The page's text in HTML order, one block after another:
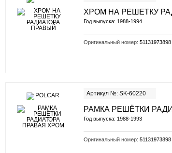
ХРОМ НА РЕШЕТКУ
Год выпуска: 1988-1994
Оригинальный номер: 51131973898
Артикул №: SK-60220
РАМКА РЕШЁТКИ
Год выпуска: 1988-1993
Оригинальный номер: 51131973898